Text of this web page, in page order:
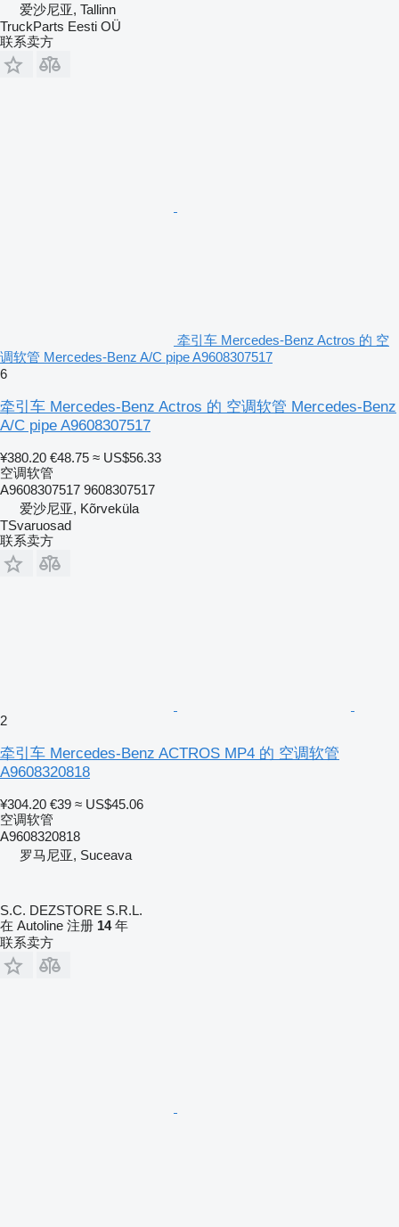
爱沙尼亚, Tallinn
TruckParts Eesti OÜ
联系卖方
牵引车 Mercedes-Benz Actros 的 空
调软管 Mercedes-Benz A/C pipe A9608307517
6
牵引车 Mercedes-Benz Actros 的 空调软管 Mercedes-Benz
A/C pipe A9608307517
¥380.20 €48.75 ≈ US$56.33
空调软管
A9608307517 9608307517
爱沙尼亚, Kõrveküla
TSvaruosad
联系卖方
2
牵引车 Mercedes-Benz ACTROS MP4 的 空调软管
A9608320818
¥304.20 €39 ≈ US$45.06
空调软管
A9608320818
罗马尼亚, Suceava
S.C. DEZSTORE S.R.L.
在 Autoline 注册 14年
联系卖方